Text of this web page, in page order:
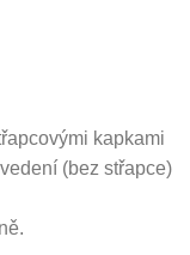
kapkami
(bez střapce)